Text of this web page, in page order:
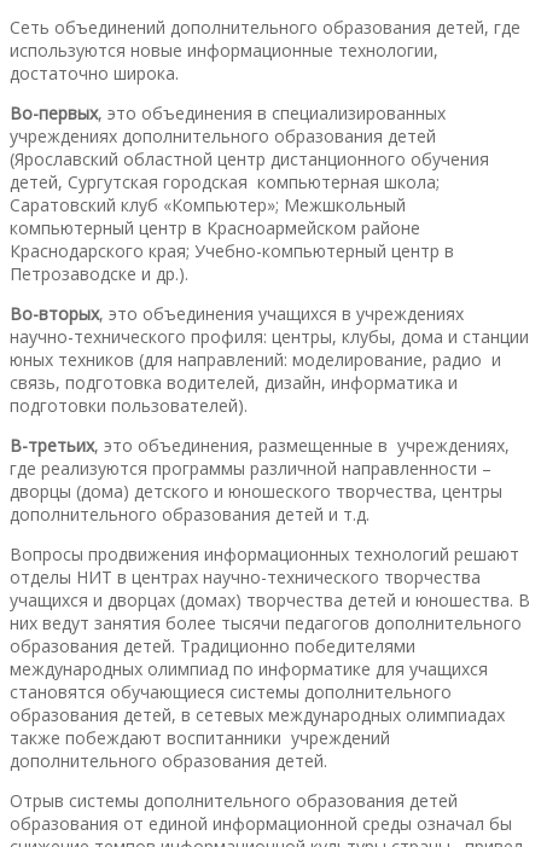
Сеть объединений дополнительного образования детей, где
используются новые информационные технологии,
достаточно широка.
Во-первых, это объединения в специализированных
учреждениях дополнительного образования детей
(Ярославский областной центр дистанционного обучения
детей, Сургутская городская компьютерная школа;
Саратовский клуб «Компьютер»; Межшкольный
компьютерный центр в Красноармейском районе
Краснодарского края; Учебно-компьютерный центр в
Петрозаводске и др.).
Во-вторых, это объединения учащихся в учреждениях
научно-технического профиля: центры, клубы, дома и станции
юных техников (для направлений: моделирование, радио и
связь, подготовка водителей, дизайн, информатика и
подготовки пользователей).
В-третьих, это объединения, размещенные в учреждениях,
где реализуются программы различной направленности –
дворцы (дома) детского и юношеского творчества, центры
дополнительного образования детей и т.д.
Вопросы продвижения информационных технологий решают
отделы НИТ в центрах научно-технического творчества
учащихся и дворцах (домах) творчества детей и юношества. В
них ведут занятия более тысячи педагогов дополнительного
образования детей. Традиционно победителями
международных олимпиад по информатике для учащихся
становятся обучающиеся системы дополнительного
образования детей, в сетевых международных олимпиадах
также побеждают воспитанники учреждений
дополнительного образования детей.
Отрыв системы дополнительного образования детей
образования от единой информационной среды означал бы